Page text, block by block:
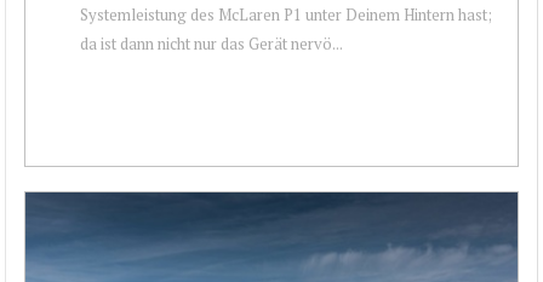
Systemleistung des McLaren P1 unter Deinem Hintern hast;
da ist dann nicht nur das Gerät nervö...